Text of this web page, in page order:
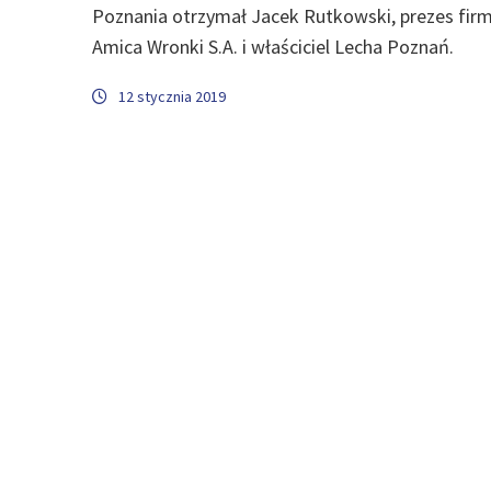
Poznania otrzymał Jacek Rutkowski, prezes
Amica Wronki S.A. i właściciel Lecha Poznań.
12 stycznia 2019